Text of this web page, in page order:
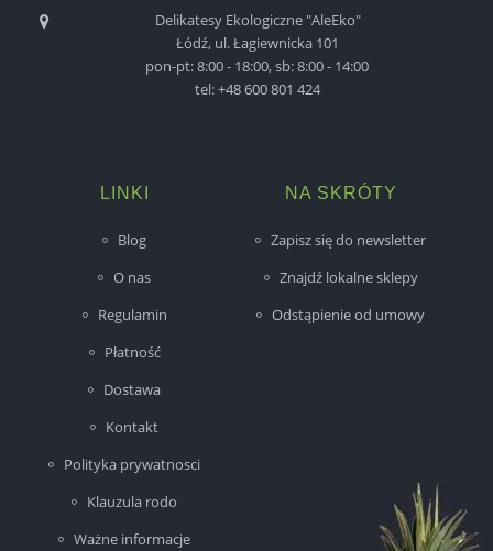
Delikatesy Ekologiczne "AleEko"
Łódź, ul. Łagiewnicka 101
pon-pt: 8:00 - 18:00, sb: 8:00 - 14:00
tel:+48 600 801 424
LINKI
Blog
O nas
Regulamin
Płatność
Dostawa
Kontakt
Polityka prywatnosci
Klauzula rodo
Ważne informacje
NA SKRÓTY
Zapisz się do newsletter
Znajdź lokalne sklepy
Odstąpienie od umowy